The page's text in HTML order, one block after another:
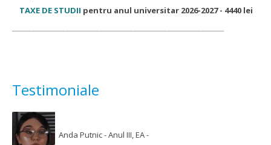
TAXE DE STUDII pentru anul universitar 2026-2027 - 4440 lei
Testimoniale
Anda Putnic - Anul III, EA -